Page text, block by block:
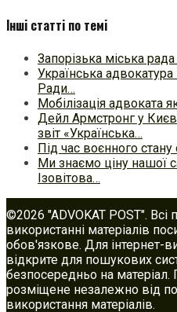
Інші статті по темі
Запорізька міська
Українська адвокатура
Ради…
Мобілізація адвоката
Дейл Армстронг у
звіт «Українська…
Під час воєнного
Ми знаємо ціну нашої
Ізовітова…
©2026 "ADVOKAT POST". Всі
використанні матеріалів
обов'язкове. Для інтернет-
відкрите для пошукових
безпосередньо на
розміщене незалежно від
використання матеріалів.